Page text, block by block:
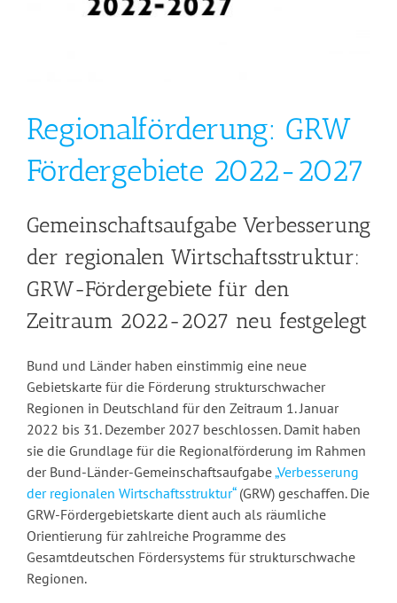
Regionalförderung: GRW
Fördergebiete 2022-2027
Gemeinschaftsaufgabe Verbesserung
der regionalen Wirtschaftsstruktur:
GRW-Fördergebiete für den
Zeitraum 2022-2027 neu festgelegt
Bund und Länder haben einstimmig eine neue
Gebietskarte für die Förderung strukturschwacher
Regionen in Deutschland für den Zeitraum 1. Januar
2022 bis 31. Dezember 2027 beschlossen. Damit haben
sie die Grundlage für die Regionalförderung im Rahmen
der Bund-Länder-Gemeinschaftsaufgabe„Verbesserung
der regionalen Wirtschaftsstruktur“(GRW) geschaffen. Die
GRW-Fördergebietskarte dient auch als räumliche
Orientierung für zahlreiche Programme des
Gesamtdeutschen Fördersystems für strukturschwache
Regionen.